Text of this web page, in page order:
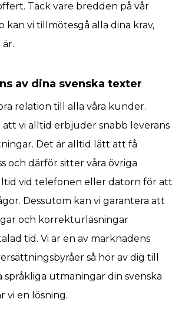
Tack vare bredden på vår
kan vi tillmötesgå alla dina krav,
av dina svenska texter
relation till alla våra kunder.
vi alltid erbjuder snabb leverans
Det är alltid lätt att få
och därför sitter våra övriga
vid telefonen eller datorn för att
Dessutom kan vi garantera att
och korrekturläsningar
tid. Vi är en av marknadens
så hör av dig till
språkliga utmaningar din svenska
vi en lösning.